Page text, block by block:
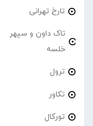
تارخ تهرانی
تاک داون و سپهر
خلسه
ترول
تکاور
تورکال